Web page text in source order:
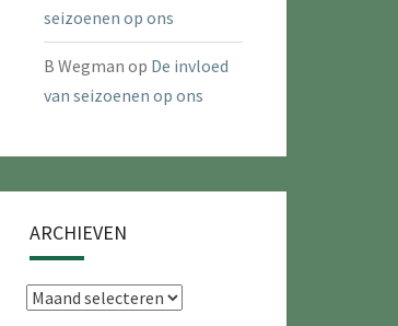
seizoenen op ons
B Wegman op De invloed
van seizoenen op ons
ARCHIEVEN
Archieven